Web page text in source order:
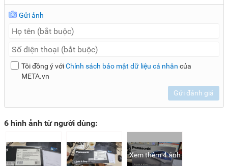
Gửi ảnh
Tôi đồng ý vớiChính sách bảo mật dữ liệu cá nhân của
META.vn
Gửi đánh giá
6 hình ảnh từ người dùng:
Xem thêm 4 ảnh